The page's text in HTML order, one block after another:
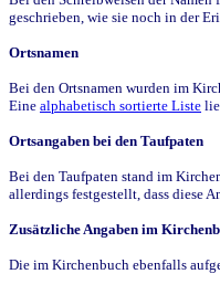
geschrieben, wie sie noch in der
Ortsnamen
Bei den Ortsnamen wurden im
Eine alphabetisch sortierte Liste
Ortsangaben bei den Taufpaten
Bei den Taufpaten stand im
allerdings festgestellt, dass diese
Zusätzliche Angaben im
Die im Kirchenbuch ebenfalls